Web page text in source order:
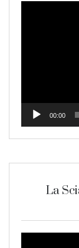
00:00
La